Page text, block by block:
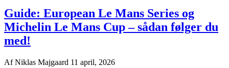
Guide: European Le Mans Series og
Michelin Le Mans Cup – sådan følger du
med!
AfNiklas Majgaard 11 april, 2026